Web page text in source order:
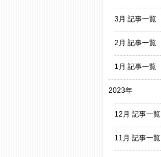
3月 記事一覧
2月 記事一覧
1月 記事一覧
2023年
12月 記事一覧
11月 記事一覧